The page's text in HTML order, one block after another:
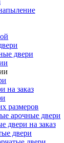
двери
на заказ
размеров
арочные двери
двери на заказ
двери